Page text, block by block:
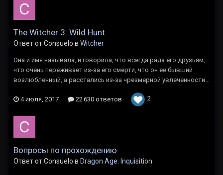
The Witcher 3: Wild Hunt
Ответ от Consuelo в Witcher
Она и имя называла, и говорила, что всегда рада его друзьям,
что очень переживает из-за его смерти, что он ее бывший
возлюбленный, а расстались из-за чрезмерной увлеченности...
4 июля, 2017 22 630 ответов 2
Вопросы по прохождению
Ответ от Consuelo в Dragon Age: Inquisition